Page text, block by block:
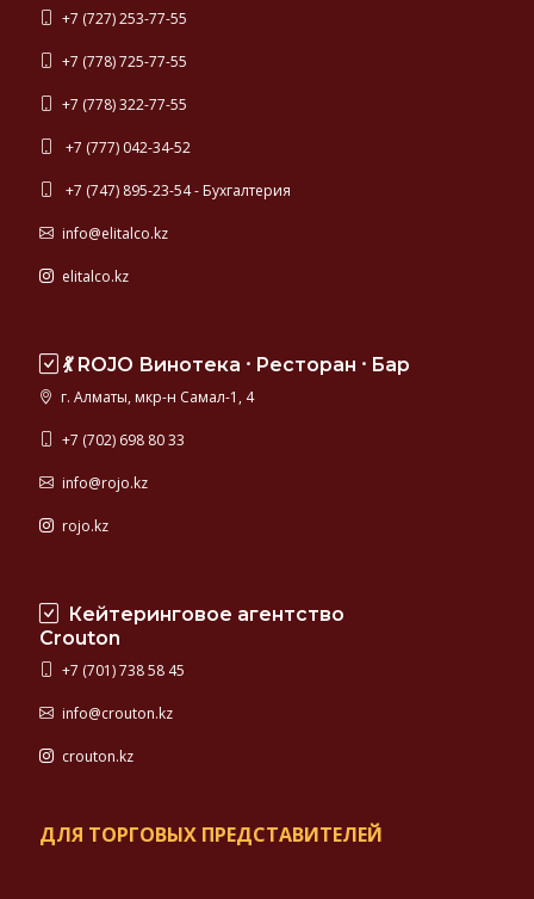
+7 (727) 253-77-55
+7 (778) 725-77-55
+7 (778) 322-77-55
+7 (777) 042-34-52
+7 (747) 895-23-54 - Бухгалтерия
info@elitalco.kz
elitalco.kz
💃 ROJO Винотека ⸱ Ресторан ⸱ Бар
г. Алматы, мкр-н Самал-1, 4
+7 (702) 698 80 33
info@rojo.kz
rojo.kz
Кейтеринговое агентство
Crouton
+7 (701) 738 58 45
info@crouton.kz
crouton.kz
ДЛЯ ТОРГОВЫХ ПРЕДСТАВИТЕЛЕЙ